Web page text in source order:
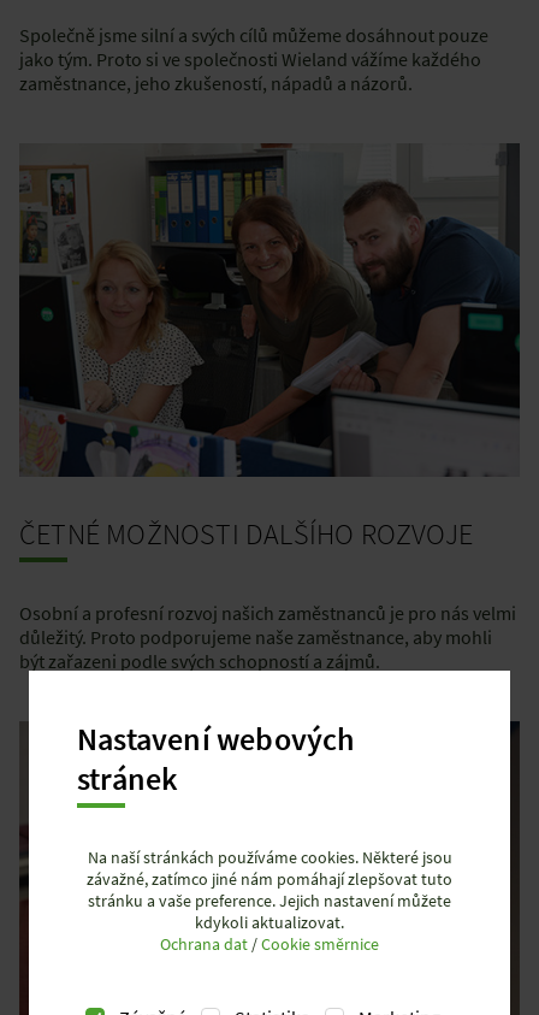
Společně jsme silní a svých cílů můžeme dosáhnout pouze
jako tým. Proto si ve společnosti Wieland vážíme každého
zaměstnance, jeho zkušeností, nápadů a názorů.
ČETNÉ MOŽNOSTI DALŠÍHO ROZVOJE
Osobní a profesní rozvoj našich zaměstnanců je pro nás velmi
důležitý. Proto podporujeme naše zaměstnance, aby mohli
být zařazeni podle svých schopností a zájmů.
Nastavení webových
stránek
Na naší stránkách používáme cookies. Některé jsou
závažné, zatímco jiné nám pomáhají zlepšovat tuto
stránku a vaše preference. Jejich nastavení můžete
kdykoli aktualizovat.
Ochrana dat /Cookie směrnice